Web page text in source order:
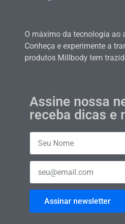
O máximo da tecnologia ao
Conheça e experimente a
produtos Millbody tem
Assine nossa
receba dicas e
Assinar newsletter